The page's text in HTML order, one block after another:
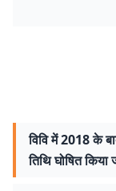
विवि में 2018 के
तिथि घोषित